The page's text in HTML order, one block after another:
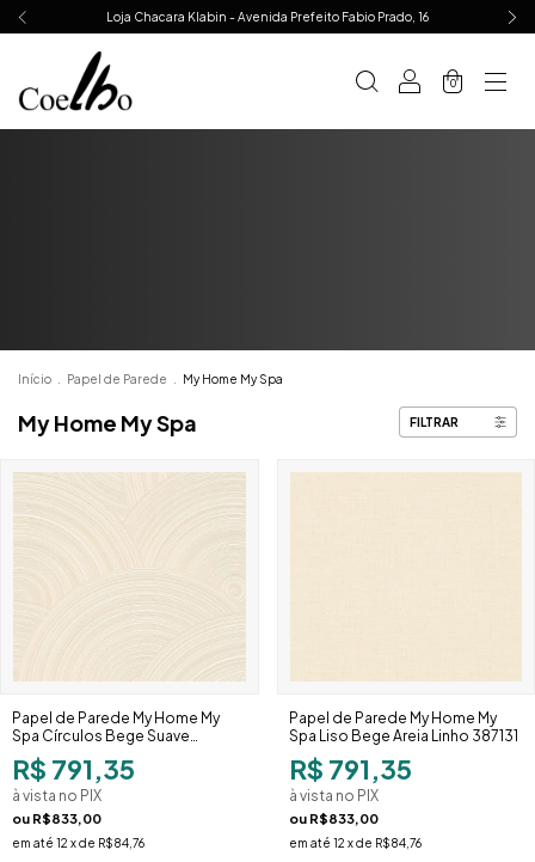
Loja Chacara Klabin - Avenida Prefeito Fabio Prado, 16
0
Início Papel de Parede My Home My Spa
My Home My Spa FILTRAR
Papel de Parede My Home My
Spa Círculos Bege Suave
386963
R$ 791,35
à vista no PIX
ou R$833,00
em até 12 x de R$84,76
Papel de Parede My Home My
Spa Liso Bege Areia Linho 387131
R$ 791,35
à vista no PIX
ou R$833,00
em até 12 x de R$84,76